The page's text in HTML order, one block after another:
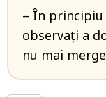
– În principiu
observați a
nu mai